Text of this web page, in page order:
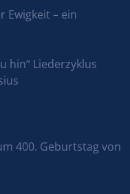
Ewigkeit – ein
hin“ Liederzyklus
400. Geburtstag von